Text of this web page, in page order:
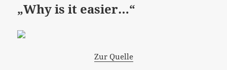
„Why is it easier…“
Zur Quelle